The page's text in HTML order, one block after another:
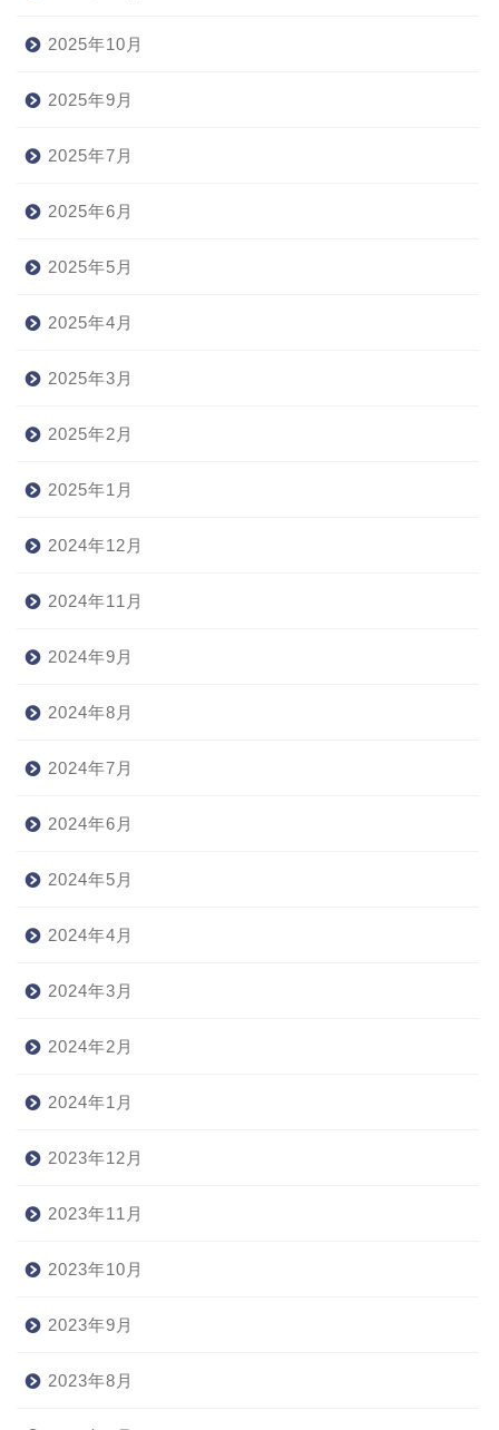
2025年10月
2025年9月
2025年7月
2025年6月
2025年5月
2025年4月
2025年3月
2025年2月
2025年1月
2024年12月
2024年11月
2024年9月
2024年8月
2024年7月
2024年6月
2024年5月
2024年4月
2024年3月
2024年2月
2024年1月
2023年12月
2023年11月
2023年10月
2023年9月
2023年8月